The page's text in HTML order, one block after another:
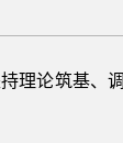
理论筑基、调